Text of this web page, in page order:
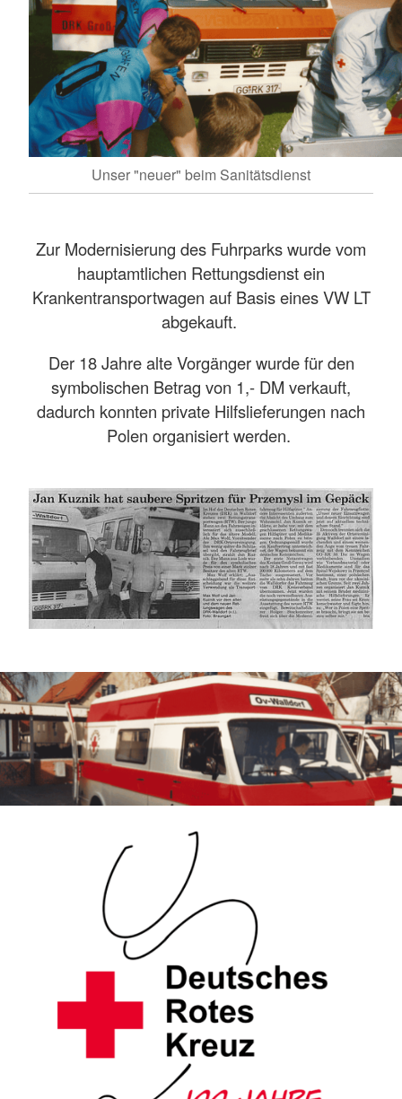
Unser "neuer" beim Sanitätsdienst
Zur Modernisierung des Fuhrparks wurde vom
hauptamtlichen Rettungsdienst ein
Krankentransportwagen auf Basis eines VW LT
abgekauft.
Der 18 Jahre alte Vorgänger wurde für den
symbolischen Betrag von 1,- DM verkauft,
dadurch konnten private Hilfslieferungen nach
Polen organisiert werden.